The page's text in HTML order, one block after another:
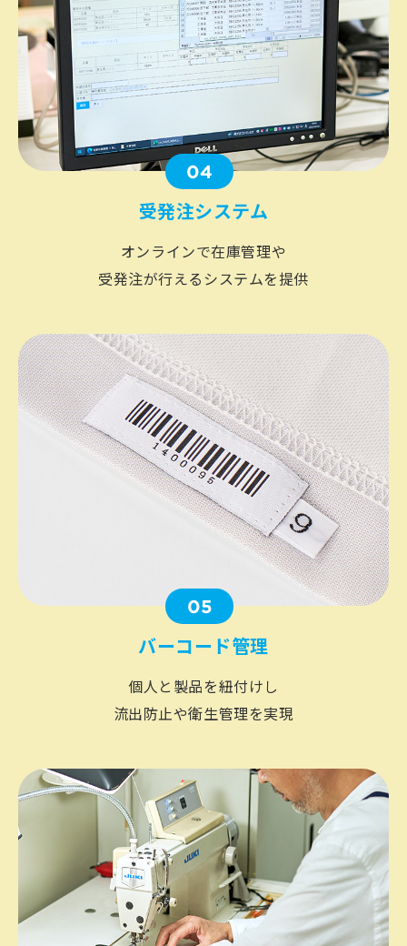
04
受発注システム
オンラインで在庫管理や
受発注が行えるシステムを提供
05
バーコード管理
個人と製品を紐付けし
流出防止や衛生管理を実現